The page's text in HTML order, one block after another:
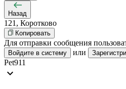
Назад
121, Коротково
Копировать
Для отправки сообщения
Войдите в систему или
Pet911
expand_more